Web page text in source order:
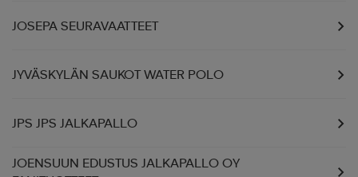
JOSEPA SEURAVAATTEET
JYVÄSKYLÄN SAUKOT WATER POLO
JPS JPS JALKAPALLO
JOENSUUN EDUSTUS JALKAPALLO OY